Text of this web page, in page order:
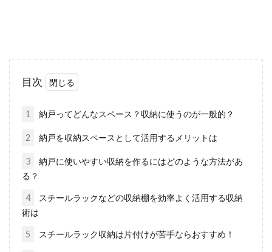
入手可能なものは？
の掃除と予防の方法は？
お住まいの窓枠のお掃除はしていますか？窓ガ
目次
1 納戸ってどんなスペース？収納に使うのが一般的？
2 納戸を収納スペースとして活用するメリットは
3
納戸に使いやすい収納を作るにはどのような方法があ
る？
4
スチールラックなどの収納棚を効率よく活用する収納
術は
5 スチールラック収納は片付けが苦手ならおすすめ！